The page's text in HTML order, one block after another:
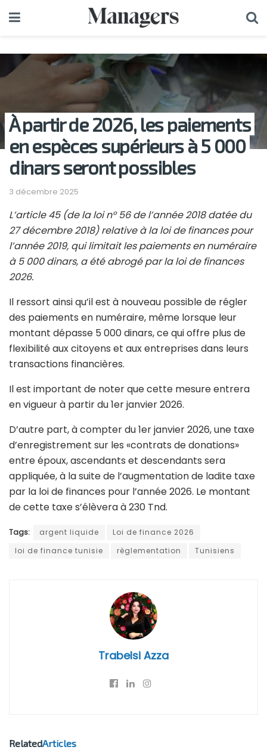
À partir de 2026, les paiements
en espèces supérieurs à 5 000
dinars seront possibles
3 décembre 2025
L’article 45 (de la loi n° 56 de l’année 2018 datée du
27 décembre 2018) relative à la loi de finances pour
l’année 2019, qui limitait les paiements en numéraire
à 5 000 dinars, a été abrogé par la loi de finances
2026.
Il ressort ainsi qu’il est à nouveau possible de régler
des paiements en numéraire, même lorsque leur
montant dépasse 5 000 dinars, ce qui offre plus de
flexibilité aux citoyens et aux entreprises dans leurs
transactions financières.
Il est important de noter que cette mesure entrera
en vigueur à partir du 1er janvier 2026.
D’autre part, à compter du 1er janvier 2026, une taxe
d’enregistrement sur les «contrats de donations»
entre époux, ascendants et descendants sera
appliquée, à la suite de l’augmentation de ladite taxe
par la loi de finances pour l’année 2026. Le montant
de cette taxe s’élèvera à 230 Tnd.
Tags: argent liquide
Loi de finance 2026
loi de finance tunisie
règlementation Tunisiens
Trabelsi Azza
RelatedArticles